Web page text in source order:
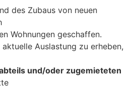
des Zubaus von neuen
Wohnungen geschaffen.
Auslastung zu erheben,
und/oder zugemieteten